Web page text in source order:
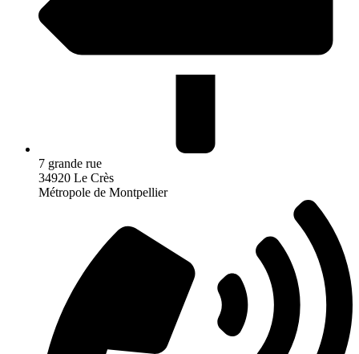
7 grande rue
34920 Le Crès
Métropole de Montpellier